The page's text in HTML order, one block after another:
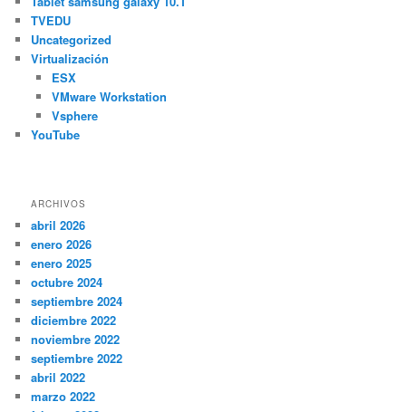
TVEDU
Uncategorized
Virtualización
ESX
VMware Workstation
Vsphere
YouTube
ARCHIVOS
abril 2026
enero 2026
enero 2025
octubre 2024
septiembre 2024
diciembre 2022
noviembre 2022
septiembre 2022
abril 2022
marzo 2022